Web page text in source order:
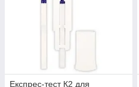
Експрес-тест К2 для